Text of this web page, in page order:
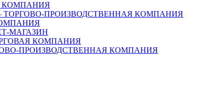
КОМПАНИЯ
ПРОИЗВОДСТВЕННАЯ КОМПАНИЯ
МАГАЗИН
КОМПАНИЯ
ПРОИЗВОДСТВЕННАЯ КОМПАНИЯ